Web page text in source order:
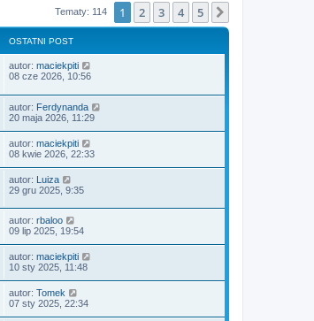
Tematy: 114 1 2 3 4 5
OSTATNI POST
autor: maciekpiti
08 cze 2026, 10:56
autor: Ferdynanda
20 maja 2026, 11:29
autor: maciekpiti
08 kwie 2026, 22:33
autor: Luiza
29 gru 2025, 9:35
autor: rbaloo
09 lip 2025, 19:54
autor: maciekpiti
10 sty 2025, 11:48
autor: Tomek
07 sty 2025, 22:34